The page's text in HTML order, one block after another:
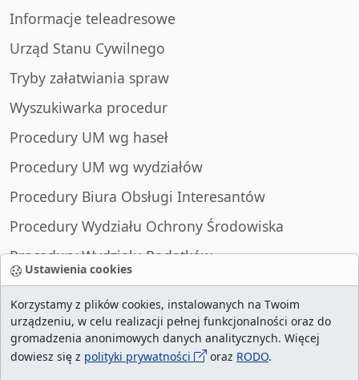
Ustawienia cookies
Korzystamy z plików cookies, instalowanych na Twoim
urządzeniu, w celu realizacji pełnej funkcjonalności oraz do
gromadzenia anonimowych danych analitycznych. Więcej
dowiesz się z polityki prywatności oraz RODO.
Informacje teleadresowe
Urząd Stanu Cywilnego
Tryby załatwiania spraw
Wyszukiwarka procedur
Procedury UM wg haseł
Procedury UM wg wydziałów
Procedury Biura Obsługi Interesantów
Procedury Wydziału Ochrony Środowiska
Procedury Wydziału Podatków
Procedury Wydziału Spraw Obywatelskich
liczba wizyt:29013802/ aktualna strona: